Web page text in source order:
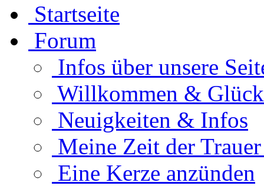
Startseite
Forum
Infos über unsere
Willkommen &
Neuigkeiten & Infos
Meine Zeit der
Eine Kerze anzünden